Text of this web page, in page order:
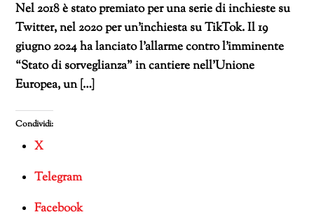
Nel 2018 è stato premiato per una serie di inchieste su
Twitter, nel 2020 per un’inchiesta su TikTok. Il 19
giugno 2024 ha lanciato l’allarme contro l’imminente
“Stato di sorveglianza” in cantiere nell’Unione
Europea, un […]
Condividi:
X
Telegram
Facebook